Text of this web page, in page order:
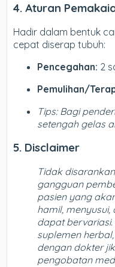
4. Aturan
Hadir dalam bentuk
cepat diserap tubuh:
Pencegahan: 2
Pemulihan/
Tips: Bagi
setengah gelas
5. Disclaimer
Tidak
gangguan
pasien yang
hamil,
dapat
suplemen
dengan dokter
pengobatan